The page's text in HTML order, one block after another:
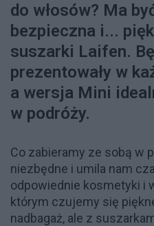
do włosów? Ma
bezpieczna i...
suszarki Laifen.
prezentowały w
a wersja Mini
w podróży.
Co zabieramy ze sobą w
niezbędne i umila nam
odpowiednie kosmetyki i
którym czujemy się
nadbagaż, ale z